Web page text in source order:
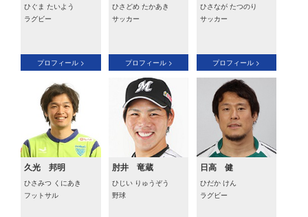
ひぐま たいよう
ラグビー
プロフィール >
ひさどめ たかあき
サッカー
プロフィール >
ひさなが たつのり
サッカー
プロフィール >
久光 邦明
ひさみつ くにあき
フットサル
肘井 竜蔵
ひじい りゅうぞう
野球
日高 健
ひだか けん
ラグビー